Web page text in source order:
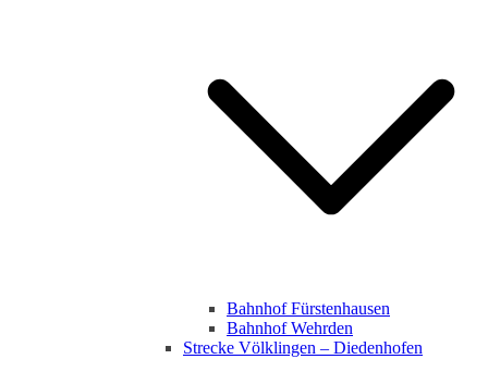
Bahnhof Fürstenhausen
Bahnhof Wehrden
Strecke Völklingen – Diedenhofen